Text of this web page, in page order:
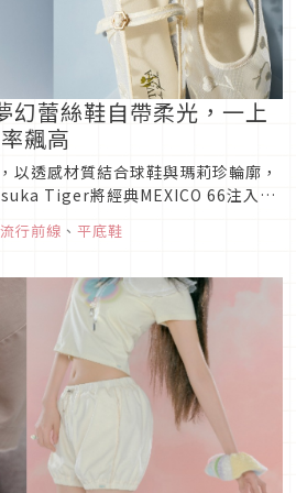
幻蕾絲鞋自帶柔光，一上
飆高
以透感材質結合球鞋與瑪莉珍輪廓，
Tiger將經典MEXICO 66注入蕾
保有舒適腳感。
流行前線 、 平底鞋